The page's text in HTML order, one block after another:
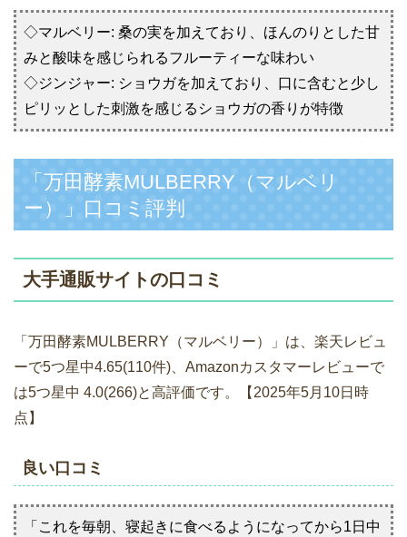
◇マルベリー: 桑の実を加えており、ほんのりとした甘
みと酸味を感じられるフルーティーな味わい
◇ジンジャー: ショウガを加えており、口に含むと少し
ピリッとした刺激を感じるショウガの香りが特徴
「万田酵素MULBERRY（マルベリ
ー）」口コミ評判
大手通販サイトの口コミ
「万田酵素MULBERRY（マルベリー）」は、楽天レビュ
ーで5つ星中4.65(110件)、Amazonカスタマーレビューで
は5つ星中 4.0(266)と高評価です。【2025年5月10日時
点】
良い口コミ
「これを毎朝、寝起きに食べるようになってから1日中